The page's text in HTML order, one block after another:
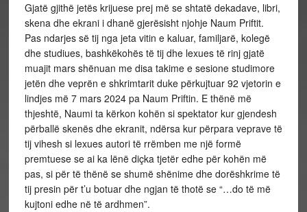
Gjatë gjithë jetës krijuese prej më se shtatë dekadave, libri,
skena dhe ekrani i dhanë gjerësisht njohje Naum Priftit.
Pas ndarjes së tij nga jeta vitin e kaluar, familjarë, kolegë
dhe studiues, bashkëkohës të tij dhe lexues të rinj gjatë
muajit mars shënuan me disa takime e sesione studimore
jetën dhe veprën e shkrimtarit duke përkujtuar 92 vjetorin e
lindjes më 7 mars 2024 pa Naum Priftin. E thënë më
thjeshtë, Naumi ta kërkon kohën si spektator kur gjendesh
përballë skenës dhe ekranit, ndërsa kur përpara veprave të
tij vihesh si lexues autori të rrëmben me një formë
premtuese se ai ka lënë diçka tjetër edhe për kohën më
pas, si për të thënë se shumë shënime dhe dorëshkrime të
tij presin për t’u botuar dhe ngjan të thotë se “…do të më
kujtoni edhe në të ardhmen”.